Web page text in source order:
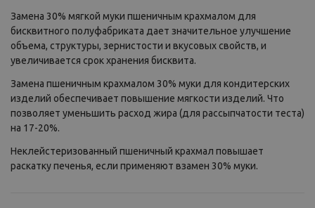
Замена 30% мягкой муки пшеничным крахмалом для
бисквитного полуфабриката дает значительное улучшение
объема, структуры, зернистости и вкусовых свойств, и
увеличивается срок хранения бисквита.
Замена пшеничным крахмалом 30% муки для кондитерских
изделий обеспечивает повышение мягкости изделий. Что
позволяет уменьшить расход жира (для рассыпчатости теста)
на 17-20%.
Неклейстеризованный пшеничный крахмал повышает
раскатку печенья, если применяют взамен 30% муки.